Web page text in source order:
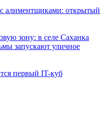
алиментщиками: открытый
зону: в селе Саханка
запускают уличное
первый IT-куб